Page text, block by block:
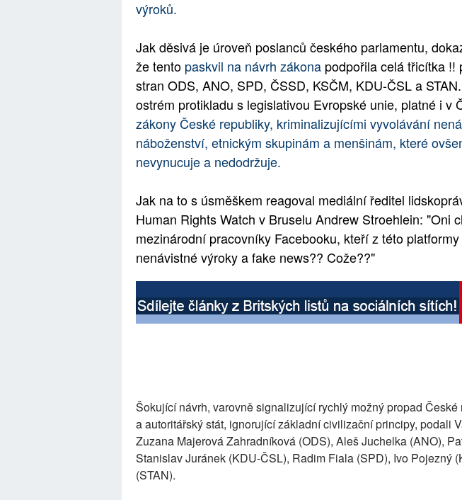
výroků.
Jak děsivá je úroveň poslanců českého parlamentu,
že tento paskvil na návrh zákona podpořila celá třicítka !!
stran ODS, ANO, SPD, ČSSD, KSČM, KDU-ČSL a
ostrém protikladu s legislativou Evropské unie, platné i v
zákony České republiky, kriminalizujícími vyvolávání
náboženství, etnickým skupinám a menšinám, které
nevynucuje a nedodržuje.
Jak na to s úsměškem reagoval mediální ředitel
Human Rights Watch v Bruselu Andrew Stroehlein: "Oni
mezinárodní pracovníky Facebooku, kteří z této
nenávistné výroky a fake news?? Cože??"
Šokující návrh, varovně signalizující rychlý možný propad
a autoritářský stát, ignorující základní civilizační principy, podali
Zuzana Majerová Zahradníková (ODS), Aleš Juchelka (ANO),
Stanislav Juránek (KDU-ČSL), Radim Fiala (SPD), Ivo Pojezný
(STAN).